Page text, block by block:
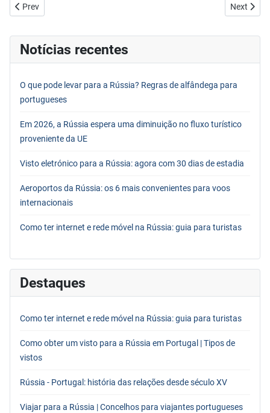
Previous article: O que pode levar para a Rússia? Regras de
Prev Next
Next
Notícias recentes
O que pode levar para a Rússia? Regras de alfândega para
portugueses
Em 2026, a Rússia espera uma diminuição no fluxo turístico
proveniente da UE
Visto eletrónico para a Rússia: agora com 30 dias de estadia
Aeroportos da Rússia: os 6 mais convenientes para voos
internacionais
Como ter internet e rede móvel na Rússia: guia para turistas
Destaques
Como ter internet e rede móvel na Rússia: guia para turistas
Como obter um visto para a Rússia em Portugal | Tipos de
vistos
Rússia - Portugal: história das relações desde século XV
Viajar para a Rússia | Concelhos para viajantes portugueses